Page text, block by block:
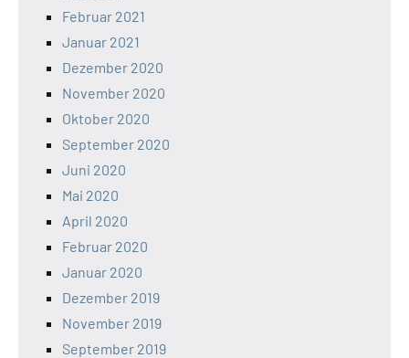
Februar 2021
Januar 2021
Dezember 2020
November 2020
Oktober 2020
September 2020
Juni 2020
Mai 2020
April 2020
Februar 2020
Januar 2020
Dezember 2019
November 2019
September 2019